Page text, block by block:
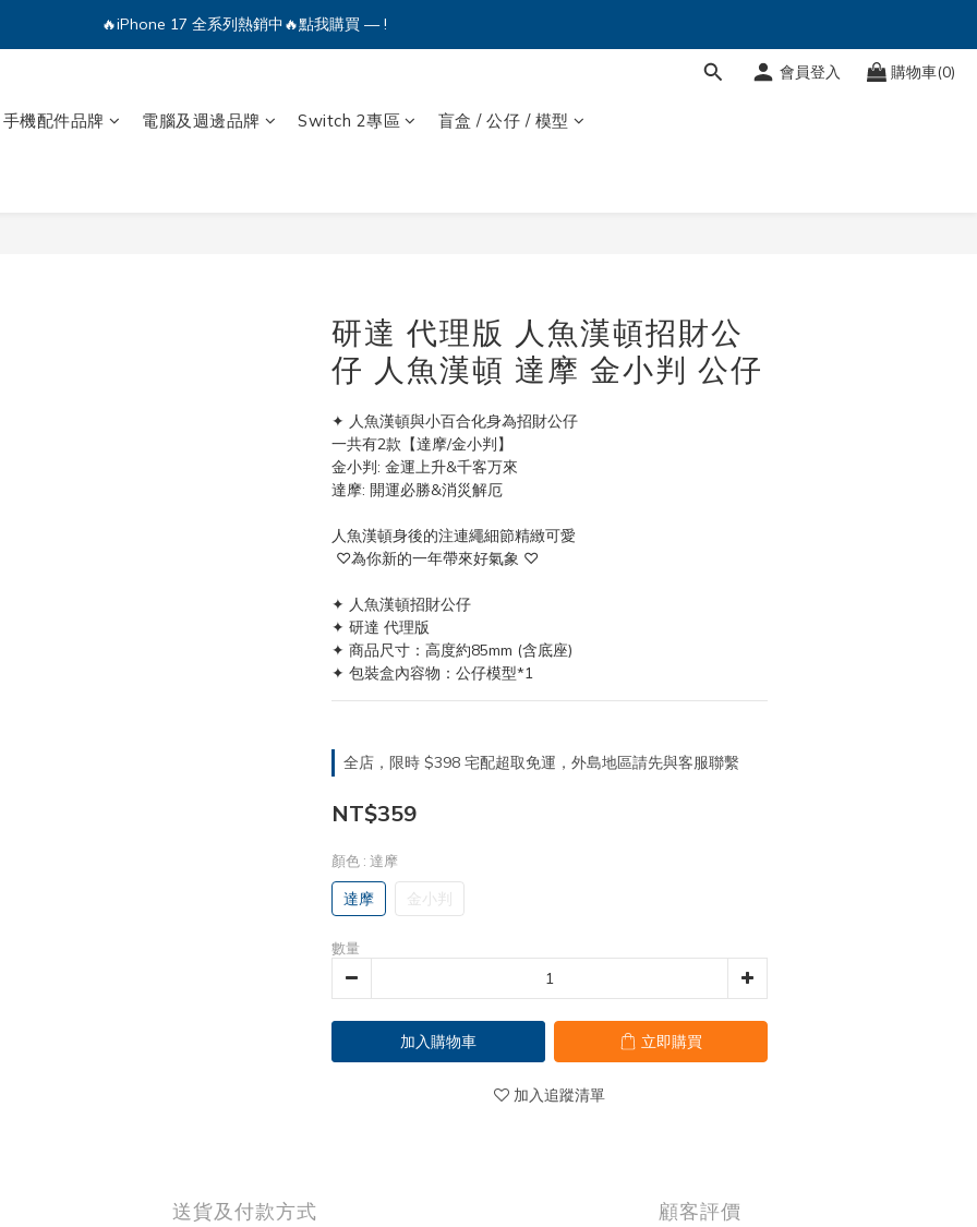
🔥iPhone 17 全系列熱銷中🔥點我購買 — !
🔥iPhone 17 全系列熱銷中🔥點我購買 — !
🔥iPhone 17 全系列熱銷中🔥點我購買 — !
會員登入 購物車(0)
手機配件品牌 電腦及週邊品牌 Switch 2專區 盲盒 / 公仔 / 模型
研達 代理版 人魚漢頓招財公
仔 人魚漢頓 達摩 金小判 公仔
✦ 人魚漢頓與小百合化身為招財公仔
一共有2款【達摩/金小判】
金小判: 金運上升&千客万來
達摩: 開運必勝&消災解厄
人魚漢頓身後的注連繩細節精緻可愛
♡為你新的一年帶來好氣象 ♡
✦ 人魚漢頓招財公仔
✦ 研達 代理版
✦ 商品尺寸：高度約85mm (含底座)
✦ 包裝盒內容物：公仔模型*1
全店，限時 $398 宅配超取免運，外島地區請先與客服聯繫
NT$359
顏色 : 達摩
達摩 金小判
數量
加入購物車 立即購買
加入追蹤清單
送貨及付款方式 顧客評價